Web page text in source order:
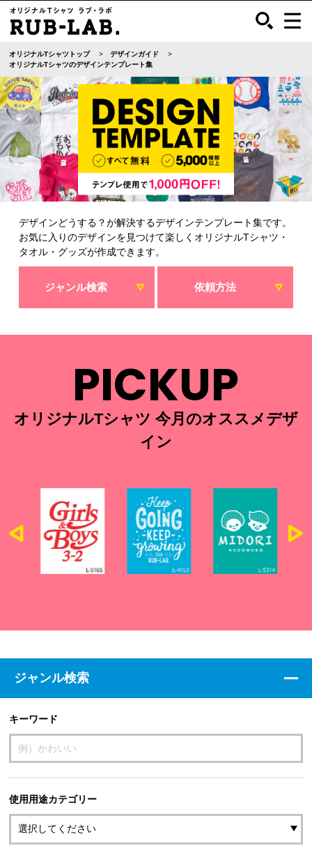
オリジナルTシャツトップ
デザインガイド
オリジナルTシャツのデザインテンプレート集
デザインどうする？が解決するデザインテンプレート集です。
お気に入りのデザインを見つけて楽しくオリジナルTシャツ・
タオル・グッズが作成できます。
ジャンル検索 依頼方法
PICKUP
オリジナルTシャツ 今月のオススメデザ
イン
ジャンル検索
キーワード
使用用途カテゴリー